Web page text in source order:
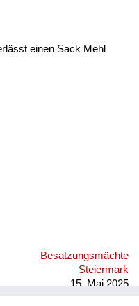
einen Sack Mehl
Besatzungsmächte
Steiermark
15. Mai 2025